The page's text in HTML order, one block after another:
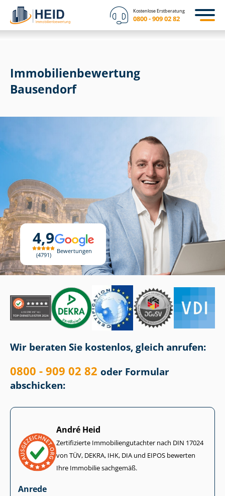
Kostenlose Erstberatung
0800 - 909 02 82
4,9
4791
Bewertungen
Immobilien­bewertung
Bausendorf
Wir beraten Sie kostenlos, gleich anrufen:
0800 - 909 02 82 oder Formular
abschicken:
André Heid
Zertifizierte Im­mo­bi­li­en­gut­ach­ter nach DIN 17024
von TÜV, DEKRA, IHK, DIA und EIPOS bewerten
Ihre Immobilie sachgemäß.
Anrede